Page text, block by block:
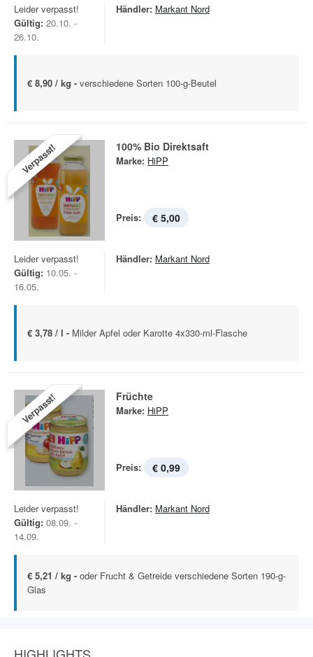
Leider verpasst!
Gültig: 20.10. -
26.10.
Händler: Markant Nord
€ 8,90 / kg - verschiedene Sorten 100-g-Beutel
Verpasst! 100% Bio Direktsaft
Marke: HiPP
Preis: € 5,00
Leider verpasst!
Gültig: 10.05. -
16.05.
Händler: Markant Nord
€ 3,78 / l - Milder Apfel oder Karotte 4x330-ml-Flasche
Verpasst! Früchte
Marke: HiPP
Preis: € 0,99
Leider verpasst!
Gültig: 08.09. -
14.09.
Händler: Markant Nord
€ 5,21 / kg - oder Frucht & Getreide verschiedene Sorten 190-g-
Glas